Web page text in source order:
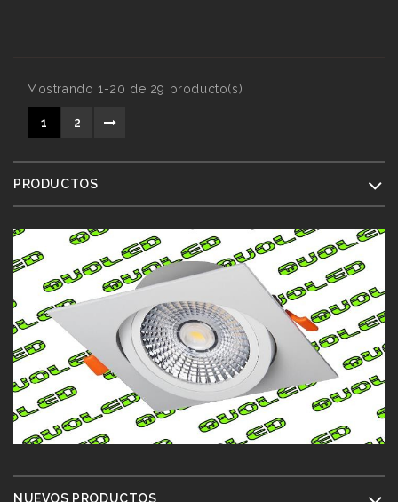
Mostrando 1-20 de 29 producto(s)
1 2
PRODUCTOS
NUEVOS PRODUCTOS